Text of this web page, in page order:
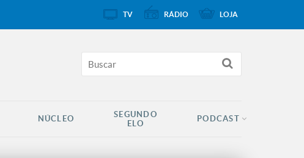
NÚCLEO
SEGUNDO
ELO
PODCAST
TV RÁDIO LOJA